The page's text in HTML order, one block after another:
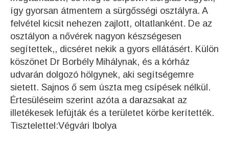
így gyorsan átmentem a sürgősségi osztályra. A
felvétel kicsit nehezen zajlott, oltatlanként. De az
osztályon a nővérek nagyon készségesen
segítettek,, dicséret nekik a gyors ellátásért. Külön
köszönet Dr Borbély Mihálynak, és a kórház
udvarán dolgozó hölgynek, aki segítségemre
sietett. Sajnos ő sem úszta meg csípések nélkül.
Értesüléseim szerint azóta a darazsakat az
illetékesek lefújták és a területet körbe kerítették.
Tisztelettel:Végvári Ibolya